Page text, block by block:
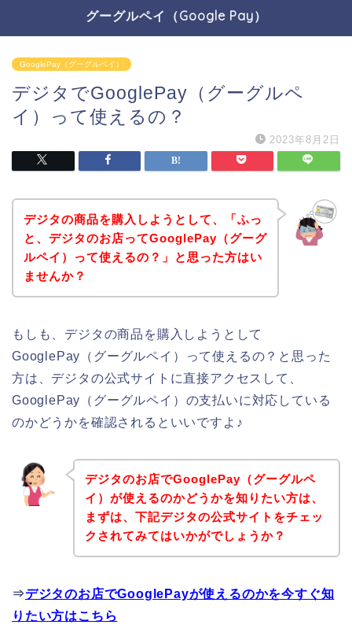
グーグルペイ（Google Pay）
GooglePay（グーグルペイ）
デジタでGooglePay（グーグルペ
イ）って使えるの？
2023年8月2日
デジタの商品を購入しようとして、「ふっ
と、デジタのお店ってGooglePay（グーグ
ルペイ）って使えるの？」と思った方はい
ませんか？
もしも、デジタの商品を購入しようとして
GooglePay（グーグルペイ）って使えるの？と思った
方は、デジタの公式サイトに直接アクセスして、
GooglePay（グーグルペイ）の支払いに対応している
のかどうかを確認されるといいですよ♪
デジタのお店でGooglePay（グーグルペ
イ）が使えるのかどうかを知りたい方は、
まずは、下記デジタの公式サイトをチェッ
クされてみてはいかがでしょうか？
⇒デジタのお店でGooglePayが使えるのかを今すぐ知
りたい方はこちら